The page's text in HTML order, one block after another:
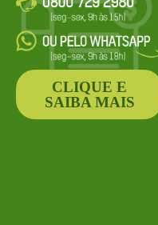
CLIQUE E
SAIBA MAIS